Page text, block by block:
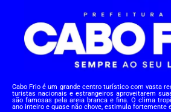
Cabo Frio é um grande centro turístico com vasta
turistas nacionais e estrangeiros aproveitarem
são famosas pela areia branca e fina. O clima
ano inteiro e quase não chove, estimula fortemente